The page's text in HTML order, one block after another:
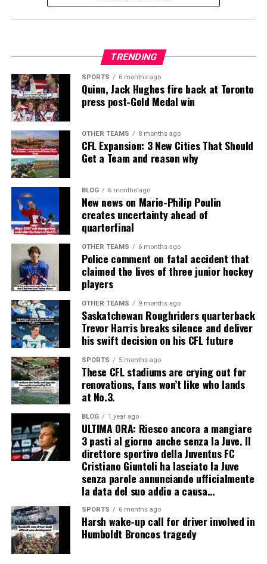
TRENDING
SPORTS 6 months ago
Quinn, Jack Hughes fire back at Toronto
press post-Gold Medal win
OTHER TEAMS 8 months ago
CFL Expansion: 3 New Cities That Should
Get a Team and reason why
BLOG 6 months ago
New news on Marie-Philip Poulin
creates uncertainty ahead of
quarterfinal
OTHER TEAMS 6 months ago
Police comment on fatal accident that
claimed the lives of three junior hockey
players
OTHER TEAMS 9 months ago
Saskatchewan Roughriders quarterback
Trevor Harris breaks silence and deliver
his swift decision on his CFL future
SPORTS 5 months ago
These CFL stadiums are crying out for
renovations, fans won’t like who lands
at No.3.
BLOG 1 year ago
ULTIMA ORA: Riesco ancora a mangiare
3 pasti al giorno anche senza la Juve. Il
direttore sportivo della Juventus FC
Cristiano Giuntoli ha lasciato la Juve
senza parole annunciando ufficialmente
la data del suo addio a causa…
SPORTS 6 months ago
Harsh wake-up call for driver involved in
Humboldt Broncos tragedy